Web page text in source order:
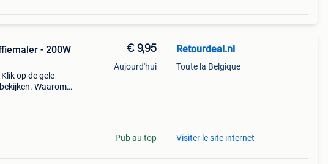
- 200W
op de gele
Waarom
€ 9,95
Aujourd'hui
Pub au top
Retourdeal.nl
Toute la Belgique
Visiter le site internet